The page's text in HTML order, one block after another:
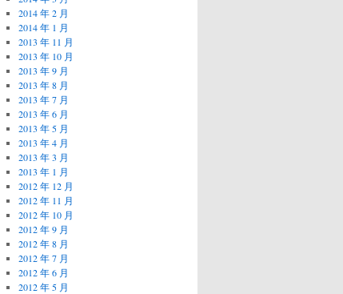
2014 年 2 月
2014 年 1 月
2013 年 11 月
2013 年 10 月
2013 年 9 月
2013 年 8 月
2013 年 7 月
2013 年 6 月
2013 年 5 月
2013 年 4 月
2013 年 3 月
2013 年 1 月
2012 年 12 月
2012 年 11 月
2012 年 10 月
2012 年 9 月
2012 年 8 月
2012 年 7 月
2012 年 6 月
2012 年 5 月